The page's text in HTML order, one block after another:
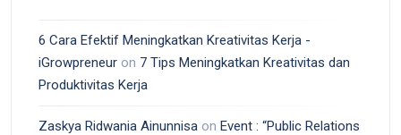
6 Cara Efektif Meningkatkan Kreativitas Kerja -
iGrowpreneur on 7 Tips Meningkatkan Kreativitas dan
Produktivitas Kerja
Zaskya Ridwania Ainunnisa on Event : “Public Relations